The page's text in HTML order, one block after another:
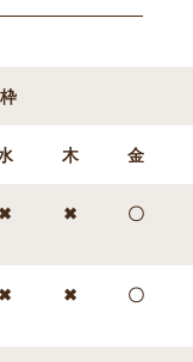
木 金
✖ ✖ 〇
✖ ✖ 〇